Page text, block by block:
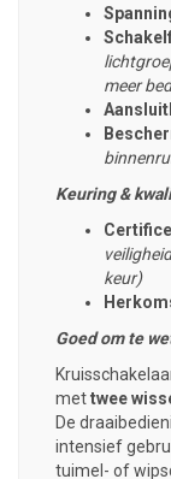
meer
Keuring &
keur)
Goed om te
mettwee
De
intensief
tuimel- of